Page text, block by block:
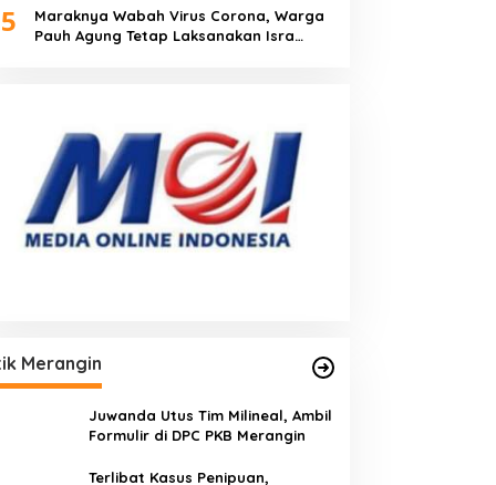
5
Maraknya Wabah Virus Corona, Warga
Pauh Agung Tetap Laksanakan Isra
Merangin
Juwanda Utus Tim Milineal, Ambil
Formulir di DPC PKB Merangin
Terlibat Kasus Penipuan,